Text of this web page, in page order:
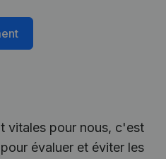
vitales pour nous, c'est
évaluer et éviter les